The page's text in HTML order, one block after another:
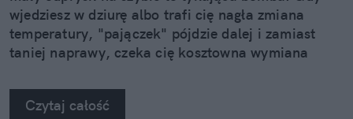
wjedziesz w dziurę albo trafi cię nagła zmiana
temperatury, "pajączek" pójdzie dalej i zamiast
taniej naprawy, czeka cię kosztowna wymiana
na własne oczy zobaczyć, jak profesjonaliści radzą
sobie z takimi uszkodzeniami.
Czytaj całość